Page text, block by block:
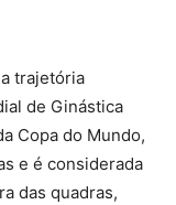
trajetória
de Ginástica
Copa do Mundo,
e é considerada
das quadras,